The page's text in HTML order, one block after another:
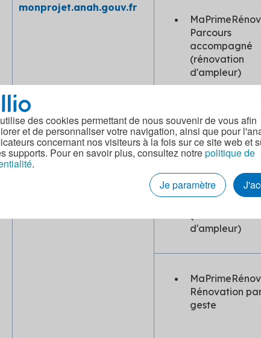
des cookies permettant de nous souvenir de vous afin
et de personnaliser votre navigation, ainsi que pour
concernant nos visiteurs à la fois sur ce site web et
supports. Pour en savoir plus, consultez notrepolitique de
.
Je paramètre
monprojet.anah.gouv.fr
Parcours
accompagné
(rénovation
d'ampleur)
Logement
www.maprimerenov.gouv.
Parcours
d'ampleur)
Rénovation
geste